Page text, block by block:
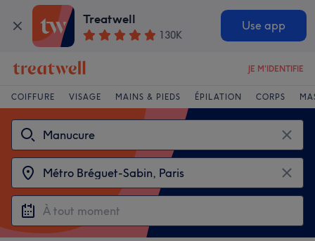
Treatwell
130K
Use app
JE M'IDENTIFIE
COIFFURE VISAGE MAINS & PIEDS ÉPILATION CORPS